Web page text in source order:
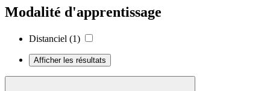
Modalité d'apprentissage
Distanciel (1)
Afficher les résultats